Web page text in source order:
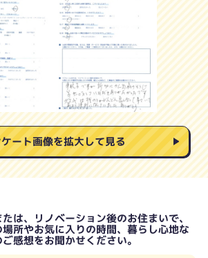
ート画像を拡大して見る
は、リノベーション後のお住まいで、
所やお気に入りの時間、暮らし心地な
感想をお聞かせください。